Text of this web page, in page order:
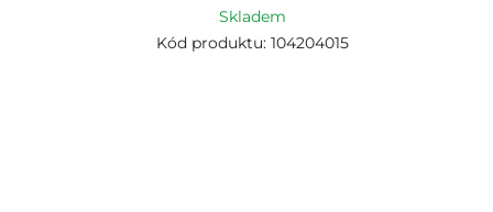
Skladem
Kód produktu: 104204015